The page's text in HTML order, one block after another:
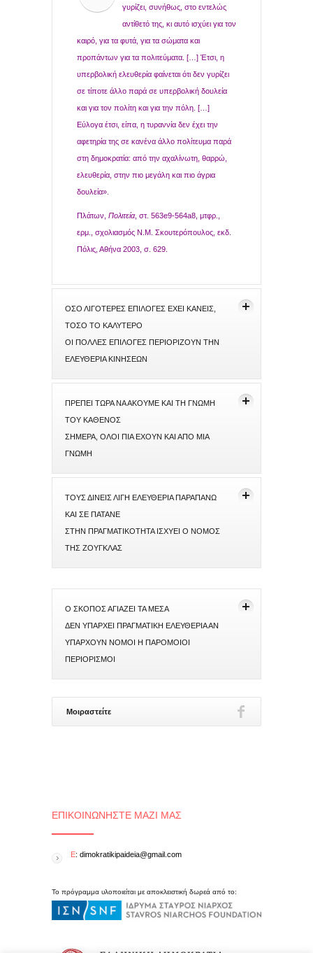
γυρίζει, συνήθως, στο εντελώς
αντίθετό της, κι αυτό ισχύει για τον
καιρό, για τα φυτά, για τα σώματα και
προπάντων για τα πολιτεύματα. […] Έτσι, η
υπερβολική ελευθερία φαίνεται ότι δεν γυρίζει
σε τίποτε άλλο παρά σε υπερβολική δουλεία
και για τον πολίτη και για την πόλη. […]
Εύλογα έτσι, είπα, η τυραννία δεν έχει την
αφετηρία της σε κανένα άλλο πολίτευμα παρά
στη δημοκρατία: από την αχαλίνωτη, θαρρώ,
ελευθερία, στην πιο μεγάλη και πιο άγρια
δουλεία».
Πλάτων, Πολιτεία, στ. 563e9-564a8, μτφρ.,
ερμ., σχολιασμός Ν.Μ. Σκουτερόπουλος, εκδ.
Πόλις, Αθήνα 2003, σ. 629.
ΌΣΟ ΛΙΓΟΤΕΡΕΣ ΕΠΙΛΟΓΕΣ ΕΧΕΙ ΚΑΝΕΙΣ,
ΤΟΣΟ ΤΟ ΚΑΛΥΤΕΡΟ
ΟΙ ΠΟΛΛΕΣ ΕΠΙΛΟΓΕΣ ΠΕΡΙΟΡΙΖΟΥΝ ΤΗΝ
ΕΛΕΥΘΕΡΙΑ ΚΙΝΗΣΕΩΝ
ΠΡΕΠΕΙ ΤΩΡΑ ΝΑ ΑΚΟΥΜΕ ΚΑΙ ΤΗ ΓΝΩΜΗ
ΤΟΥ ΚΑΘΕΝΟΣ
ΣΗΜΕΡΑ, ΟΛΟΙ ΠΙΑ ΕΧΟΥΝ ΚΑΙ ΑΠΟ ΜΙΑ
ΓΝΩΜΗ
ΤΟΥΣ ΔΙΝΕΙΣ ΛΙΓΗ ΕΛΕΥΘΕΡΙΑ ΠΑΡΑΠΑΝΩ
ΚΑΙ ΣΕ ΠΑΤΑΝΕ
ΣΤΗΝ ΠΡΑΓΜΑΤΙΚΟΤΗΤΑ ΙΣΧΥΕΙ Ο ΝΟΜΟΣ
ΤΗΣ ΖΟΥΓΚΛΑΣ
Ο ΣΚΟΠΟΣ ΑΓΙΑΖΕΙ ΤΑ ΜΕΣΑ
ΔΕΝ ΥΠΑΡΧΕΙ ΠΡΑΓΜΑΤΙΚΗ ΕΛΕΥΘΕΡΙΑ ΑΝ
ΥΠΑΡΧΟΥΝ ΝΟΜΟΙ Η ΠΑΡΟΜΟΙΟΙ
ΠΕΡΙΟΡΙΣΜΟΙ
Μοιραστείτε
ΕΠΙΚΟΙΝΩΝΉΣΤΕ ΜΑΖΊ ΜΑΣ
E: dimokratikipaideia@gmail.com
Το πρόγραμμα υλοποιείται με αποκλειστική δωρεά από το: